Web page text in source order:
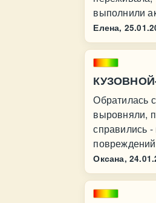
выполнили
Елена,
Обратилась
выровняли,
справились
Оксана,